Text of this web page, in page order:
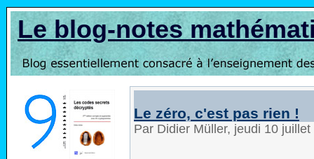
Le blog-notes
Le zéro, c'est pas rien !
Par Didier Müller, jeudi 10